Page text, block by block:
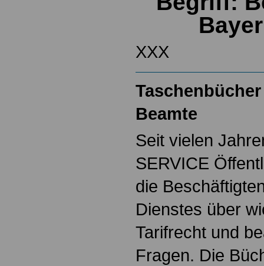
XXX
Beamte
Seit vielen
SERVICE
die
Dienstes über
Tarifrecht und
Fragen. Die